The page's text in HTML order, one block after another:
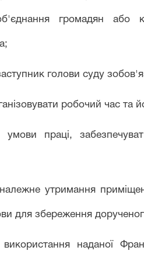
громадян або
голови суду
робочий час та
умови праці,
утримання
для збереження
наданої